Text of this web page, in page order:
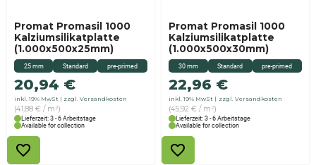
25 mm Standard pre-primed
Promat Promasil 1000
Kalziumsilikatplatte
(1.000x500x25mm)
20,94 €
inkl. 19% MwSt zzgl. Versandkosten
(41,88 € / m²)
Lieferzeit: 3 - 6 Arbeitstage
Available for collection
30 mm Standard pre-primed
Promat Promasil 1000
Kalziumsilikatplatte
(1.000x500x30mm)
22,96 €
inkl. 19% MwSt zzgl. Versandkosten
(45,92 € / m²)
Lieferzeit: 3 - 6 Arbeitstage
Available for collection